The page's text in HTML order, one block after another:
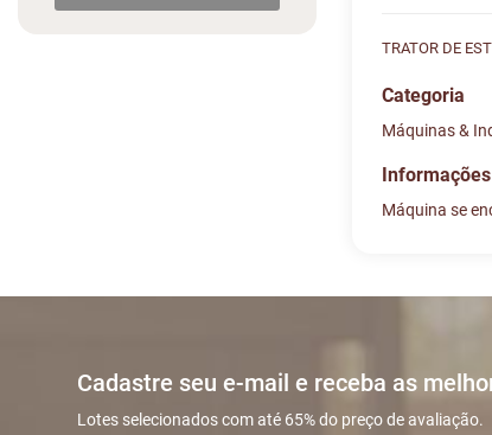
TRATOR DE
Categoria
Máquinas &
Máquina se
#
2 11/06
Sua dúvida
Cadastre seu e-mail e receba as
Lotes selecionados com até 65% do preço de avaliação.